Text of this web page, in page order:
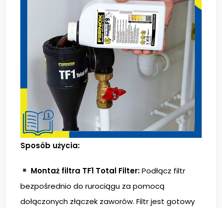
Sposób użycia:
Montaż filtra TF1 Total Filter:Podłącz filtr
bezpośrednio do rurociągu za pomocą
dołączonych złączek zaworów. Filtr jest gotowy